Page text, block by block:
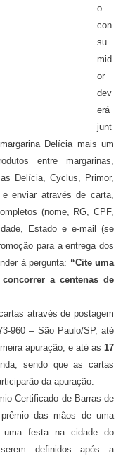
o
con
su
mid
or
dev
erá
junt
Delícia mais um
entre margarinas,
Delícia, Cyclus, Primor,
enviar através de carta,
(nome, RG, CPF,
Estado e e-mail (se
para a entrega dos
à pergunta: “Cite uma
a centenas de
através de postagem
960 – São Paulo/SP, até
apuração, e até as 17
sendo que as cartas
da apuração.
Certificado de Barras de
das mãos de uma
uma festa na cidade do
definidos após a